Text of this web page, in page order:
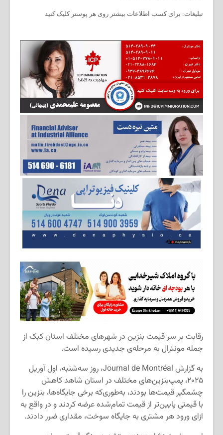
تبلیغات: برای کسب اطلاعات بیشتر روی هر پوستر کلیک کنید
رقابت بر سر قیمت بنزین در شهرهای مختلف استان کبک از
جمله مونترال به مرحله‌ی جدیدی رسیده است.
به گزارش Journal de Montréal، روز سه‌شنبه، اول آوریل
۲۰۲۵، پمپ‌بنزین‌های مختلف در استان شاهد کاهش
چشمگیر قیمت‌ها بودند، به‌طوری‌که برخی جایگاه‌ها، بنزین را
با قیمتی پایین‌تر از قیمت تمام‌شده عرضه کردند و در واقع به
ازای ورود هر مشتری به جایگاه سوخت، مقداری ضرر دادند.